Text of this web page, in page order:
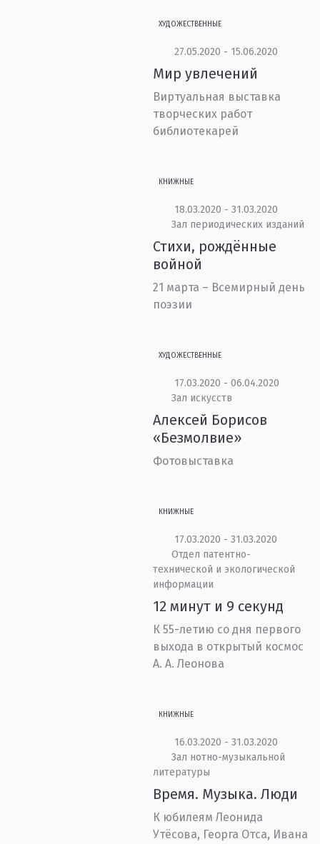
ХУДОЖЕСТВЕННЫЕ
27.05.2020 - 15.06.2020
Мир увлечений
Виртуальная выставка
творческих работ
библиотекарей
КНИЖНЫЕ
18.03.2020 - 31.03.2020
Зал периодических изданий
Стихи, рождённые
войной
21 марта – Всемирный день
поэзии
ХУДОЖЕСТВЕННЫЕ
17.03.2020 - 06.04.2020
Зал искусств
Алексей Борисов
«Безмолвие»
Фотовыставка
КНИЖНЫЕ
17.03.2020 - 31.03.2020
Отдел патентно-
технической и экологической
информации
12 минут и 9 секунд
К 55-летию со дня первого
выхода в открытый космос
А. А. Леонова
КНИЖНЫЕ
16.03.2020 - 31.03.2020
Зал нотно-музыкальной
литературы
Время. Музыка. Люди
К юбилеям Леонида
Утёсова, Георга Отса, Ивана